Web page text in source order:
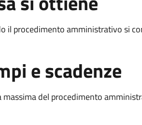
il procedimento amministrativo si
e scadenze
massima del procedimento